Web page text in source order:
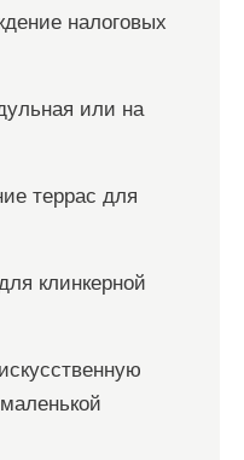
налоговых
или на
террас для
клинкерной